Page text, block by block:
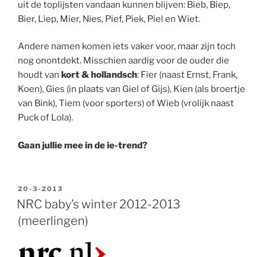
uit de toplijsten vandaan kunnen blijven: Bieb, Biep,
Bier, Liep, Mier, Nies, Pief, Piek, Piel en Wiet.
Andere namen komen iets vaker voor, maar zijn toch
nog onontdekt. Misschien aardig voor de ouder die
houdt van kort & hollandsch: Fier (naast Ernst, Frank,
Koen), Gies (in plaats van Giel of Gijs), Kien (als broertje
van Bink), Tiem (voor sporters) of Wieb (vrolijk naast
Puck of Lola).
Gaan jullie mee in de ie-trend?
GEPLAATST
OP
20-3-2013
NRC baby’s winter 2012-2013
(meerlingen)